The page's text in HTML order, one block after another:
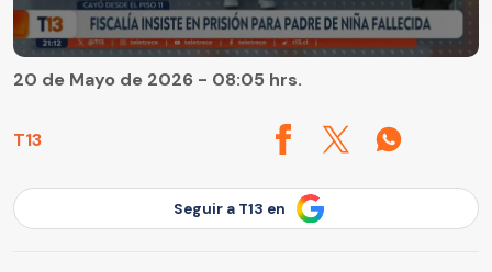
T13
20 de Mayo de 2026 - 08:05 hrs.
Seguir a T13 en